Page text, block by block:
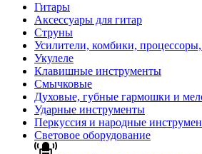
Гитары
Аксессуары для гитар
Струны
Усилители, комбики,
Укулеле
Клавишные инструменты
Смычковые
Духовые, губные гармошки и
Ударные инструменты
Перкуссия и народные
Световое оборудование